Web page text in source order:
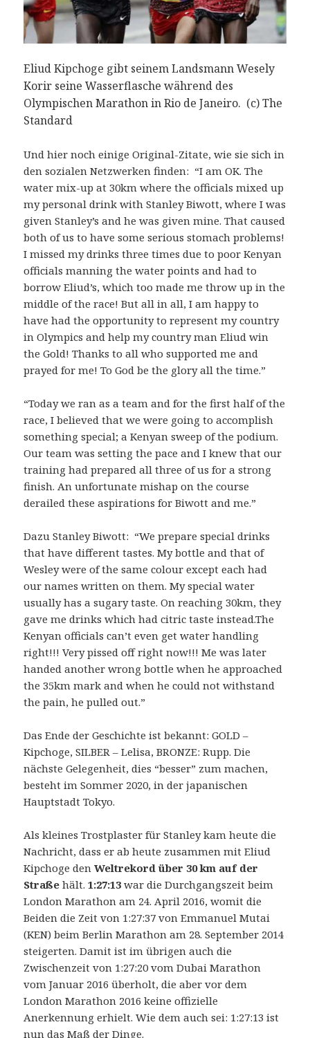
Eliud Kipchoge gibt seinem Landsmann Wesely
Korir seine Wasserflasche während des
Olympischen Marathon in Rio de Janeiro. (c) The
Standard
Und hier noch einige Original-Zitate, wie sie sich in
den sozialen Netzwerken finden: “I am OK. The
water mix-up at 30km where the officials mixed up
my personal drink with Stanley Biwott, where I was
given Stanley’s and he was given mine. That caused
both of us to have some serious stomach problems!
I missed my drinks three times due to poor Kenyan
officials manning the water points and had to
borrow Eliud’s, which too made me throw up in the
middle of the race! But all in all, I am happy to
have had the opportunity to represent my country
in Olympics and help my country man Eliud win
the Gold! Thanks to all who supported me and
prayed for me! To God be the glory all the time.”
“Today we ran as a team and for the first half of the
race, I believed that we were going to accomplish
something special; a Kenyan sweep of the podium.
Our team was setting the pace and I knew that our
training had prepared all three of us for a strong
finish. An unfortunate mishap on the course
derailed these aspirations for Biwott and me.”
Dazu Stanley Biwott: “We prepare special drinks
that have different tastes. My bottle and that of
Wesley were of the same colour except each had
our names written on them. My special water
usually has a sugary taste. On reaching 30km, they
gave me drinks which had citric taste instead.The
Kenyan officials can’t even get water handling
right!!! Very pissed off right now!!! Me was later
handed another wrong bottle when he approached
the 35km mark and when he could not withstand
the pain, he pulled out.”
Das Ende der Geschichte ist bekannt: GOLD –
Kipchoge, SILBER – Lelisa, BRONZE: Rupp. Die
nächste Gelegenheit, dies “besser” zum machen,
besteht im Sommer 2020, in der japanischen
Hauptstadt Tokyo.
Als kleines Trostplaster für Stanley kam heute die
Nachricht, dass er ab heute zusammen mit Eliud
Kipchoge den Weltrekord über 30 km auf der
Straße hält. 1:27:13 war die Durchgangszeit beim
London Marathon am 24. April 2016, womit die
Beiden die Zeit von 1:27:37 von Emmanuel Mutai
(KEN) beim Berlin Marathon am 28. September 2014
steigerten. Damit ist im übrigen auch die
Zwischenzeit von 1:27:20 vom Dubai Marathon
vom Januar 2016 überholt, die aber vor dem
London Marathon 2016 keine offizielle
Anerkennung erhielt. Wie dem auch sei: 1:27:13 ist
nun das Maß der Dinge.